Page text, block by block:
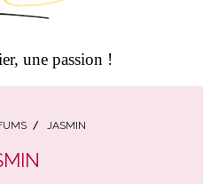
une passion !
JASMIN